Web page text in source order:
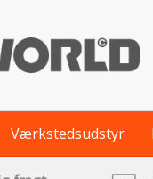
Værkstedsudstyr